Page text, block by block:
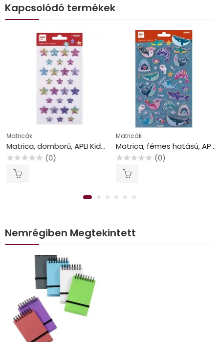
Kapcsolódó termékek
Matricák
Matrica, domború, APLI Kids “Stickers”, tündöklő csillagok
(0)
Matricák
Matrica, fémes hatású, APLI Kids “Stickers”, tenger
(0)
Nemrégiben Megtekintett